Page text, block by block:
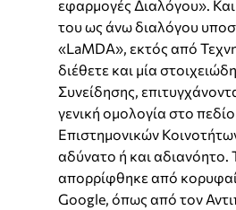
εφαρμογές Διαλόγου».
του ως άνω διαλόγου
«LaMDA», εκτός από
διέθετε και μία
Συνείδησης,
γενική ομολογία στο
Επιστημονικών
αδύνατο ή και
απορρίφθηκε από
Google, όπως από τον